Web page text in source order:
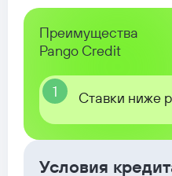
Преимущества
Pango Credit
1 Ставки ниже
Условия